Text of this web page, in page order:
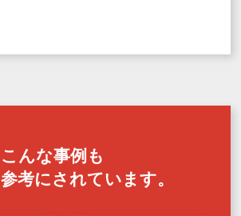
こんな事例も
参考にされています。